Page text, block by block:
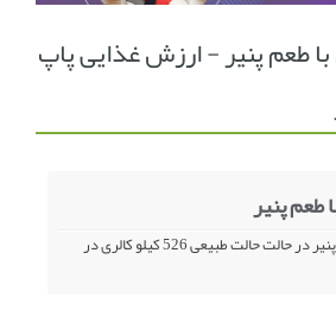
و اوما انتخاب نام کودک
طعم پنیر - ارزش غذایی پاپ
طعم پنیر
کالری پاپ کورن با طعم پنیر در حالت حالت طبیعی 526 کیلو کالری در